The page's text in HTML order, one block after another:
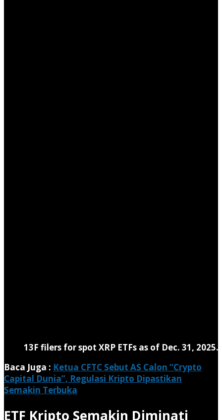
13F filers for spot XRP ETFs as of Dec. 31,
Baca Juga : Ketua CFTC Sebut AS Calon “Crypto
Capital Dunia”, Regulasi Kripto Dipastikan
Semakin Terbuka
ETF Kripto Semakin Diminati